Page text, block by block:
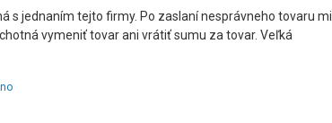
s jednaním tejto firmy. Po zaslaní nesprávneho tovaru mi
vymeniť tovar ani vrátiť sumu za tovar. Veľká